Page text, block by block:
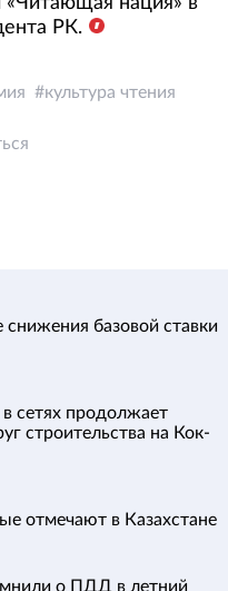
РК.
культура чтения
базовой ставки
в сетях продолжает
строительства на Кок-
отмечают в Казахстане
о ПДД в летний